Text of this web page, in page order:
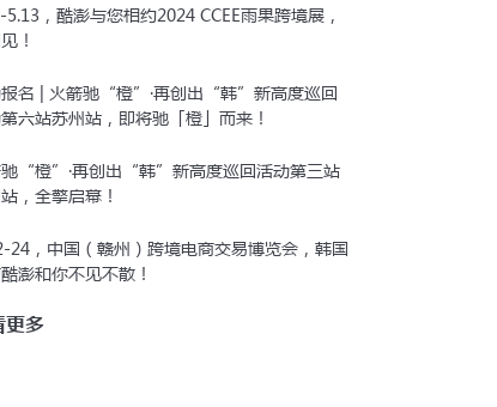
5.13，酷澎与您相约2024 CCEE雨果跨境展，
！
名 | 火箭驰“橙”·再创出“韩”新高度巡回
六站苏州站，即将驰「橙」而来！
驰“橙”·再创出“韩”新高度巡回活动第三站
，全擎启幕！
24，中国（赣州）跨境电商交易博览会，韩国
澎和你不见不散！
更多